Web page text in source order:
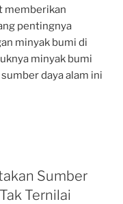
memberikan
pentingnya
minyak bumi di
minyak bumi
daya alam ini
Sumber
Ternilai